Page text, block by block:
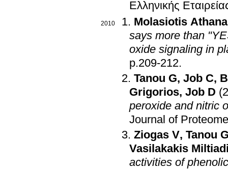
Eλληνικής
2010
Molasiotis
says more than
oxide signaling in
p.209-212.
Tanou G, Job C,
Grigorios, Job D
peroxide and nitric
Journal of
Ziogas V, Tanou
Vasilakakis
activities of